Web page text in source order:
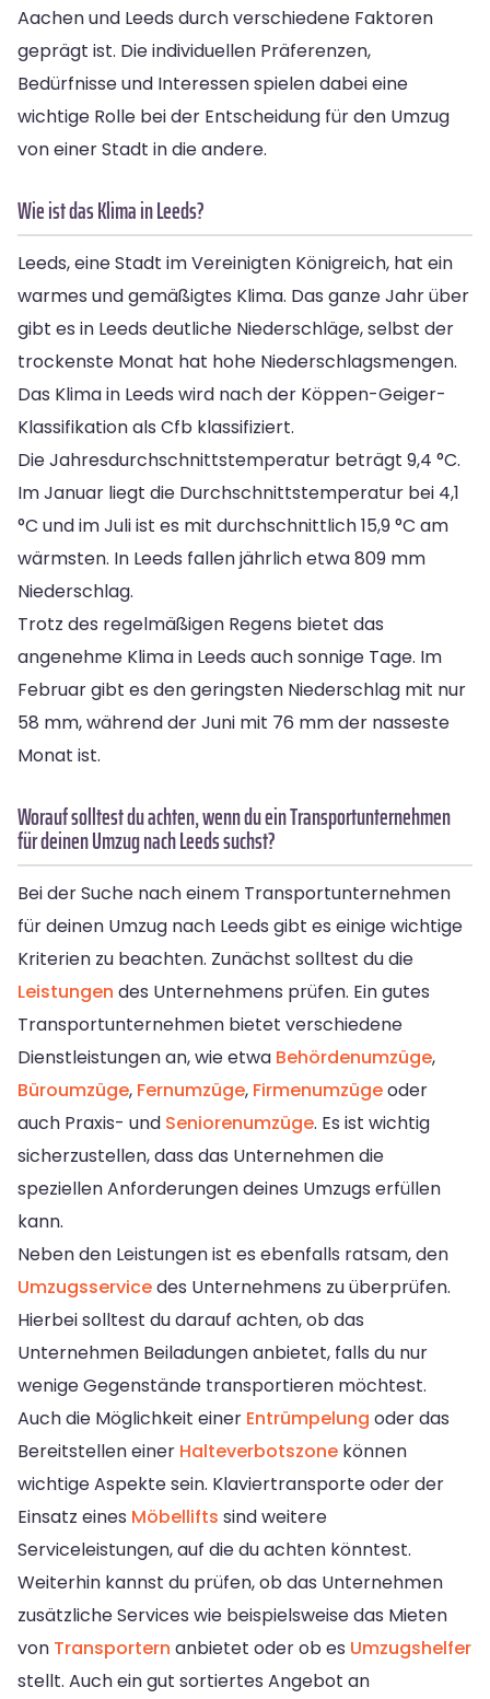
Aachen und Leeds durch verschiedene Faktoren
geprägt ist. Die individuellen Präferenzen,
Bedürfnisse und Interessen spielen dabei eine
wichtige Rolle bei der Entscheidung für den Umzug
von einer Stadt in die andere.
Wie ist das Klima in Leeds?
Leeds, eine Stadt im Vereinigten Königreich, hat ein
warmes und gemäßigtes Klima. Das ganze Jahr über
gibt es in Leeds deutliche Niederschläge, selbst der
trockenste Monat hat hohe Niederschlagsmengen.
Das Klima in Leeds wird nach der Köppen-Geiger-
Klassifikation als Cfb klassifiziert.
Die Jahresdurchschnittstemperatur beträgt 9,4 °C.
Im Januar liegt die Durchschnittstemperatur bei 4,1
°C und im Juli ist es mit durchschnittlich 15,9 °C am
wärmsten. In Leeds fallen jährlich etwa 809 mm
Niederschlag.
Trotz des regelmäßigen Regens bietet das
angenehme Klima in Leeds auch sonnige Tage. Im
Februar gibt es den geringsten Niederschlag mit nur
58 mm, während der Juni mit 76 mm der nasseste
Monat ist.
Worauf solltest du achten, wenn du ein Transportunternehmen
für deinen Umzug nach Leeds suchst?
Bei der Suche nach einem Transportunternehmen
für deinen Umzug nach Leeds gibt es einige wichtige
Kriterien zu beachten. Zunächst solltest du die
Leistungen des Unternehmens prüfen. Ein gutes
Transportunternehmen bietet verschiedene
Dienstleistungen an, wie etwa Behördenumzüge,
Büroumzüge, Fernumzüge, Firmenumzügeoder
auch Praxis- und Seniorenumzüge. Es ist wichtig
sicherzustellen, dass das Unternehmen die
speziellen Anforderungen deines Umzugs erfüllen
kann.
Neben den Leistungen ist es ebenfalls ratsam, den
Umzugsservicedes Unternehmens zu überprüfen.
Hierbei solltest du darauf achten, ob das
Unternehmen Beiladungen anbietet, falls du nur
wenige Gegenstände transportieren möchtest.
Auch die Möglichkeit einer Entrümpelung oder das
Bereitstellen einer Halteverbotszone können
wichtige Aspekte sein. Klaviertransporte oder der
Einsatz eines Möbellifts sind weitere
Serviceleistungen, auf die du achten könntest.
Weiterhin kannst du prüfen, ob das Unternehmen
zusätzliche Services wie beispielsweise das Mieten
von Transportern anbietet oder ob es Umzugshelfer
stellt. Auch ein gut sortiertes Angebot an